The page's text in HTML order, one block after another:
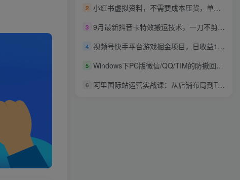
2 小红书虚拟资料，不需要成本压货，单价9.9
3 9月最新抖音卡特效搬运技术，一刀不剪，轻松过原创，苹果安卓可以
4 视频号快手平台游戏掘金项目，日收益1k+，一台电脑在家就可以自己创业【揭秘】
5 Windows下PC版微信/QQ/TIM的防撤回多开工具！开源免费使用，且免费长期维护RevokeMsgPatcher
6 阿里国际站运营实战课：从店铺布局到TOP10旺铺，数据化运营，推广全攻略